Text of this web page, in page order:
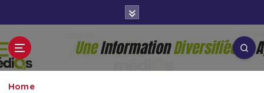
p
t
o
Groupe Aigle
Médias
Home